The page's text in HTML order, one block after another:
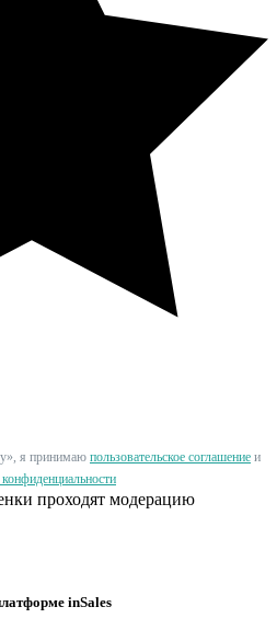
я принимаю пользовательское соглашение и
проходят модерацию
inSales